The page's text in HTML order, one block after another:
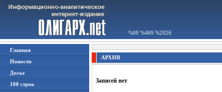
%08 %469 %2026
Главная
Новости
Досье
100 строк
АРХИВ
Записей нет